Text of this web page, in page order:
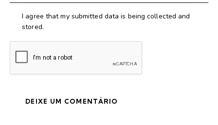
I agree that my submitted data is being collected and
stored.